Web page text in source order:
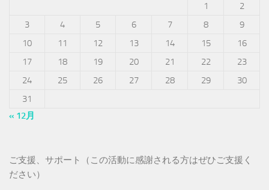
1
2
3
4 5 6 7 8
9
10
11 12 13 14 15
16
17
18 19 20 21 22
23
24
25 26 27 28 29
30
31
« 12月
ご支援、サポート（この活動に感謝される方はぜひご支援く
ださい）